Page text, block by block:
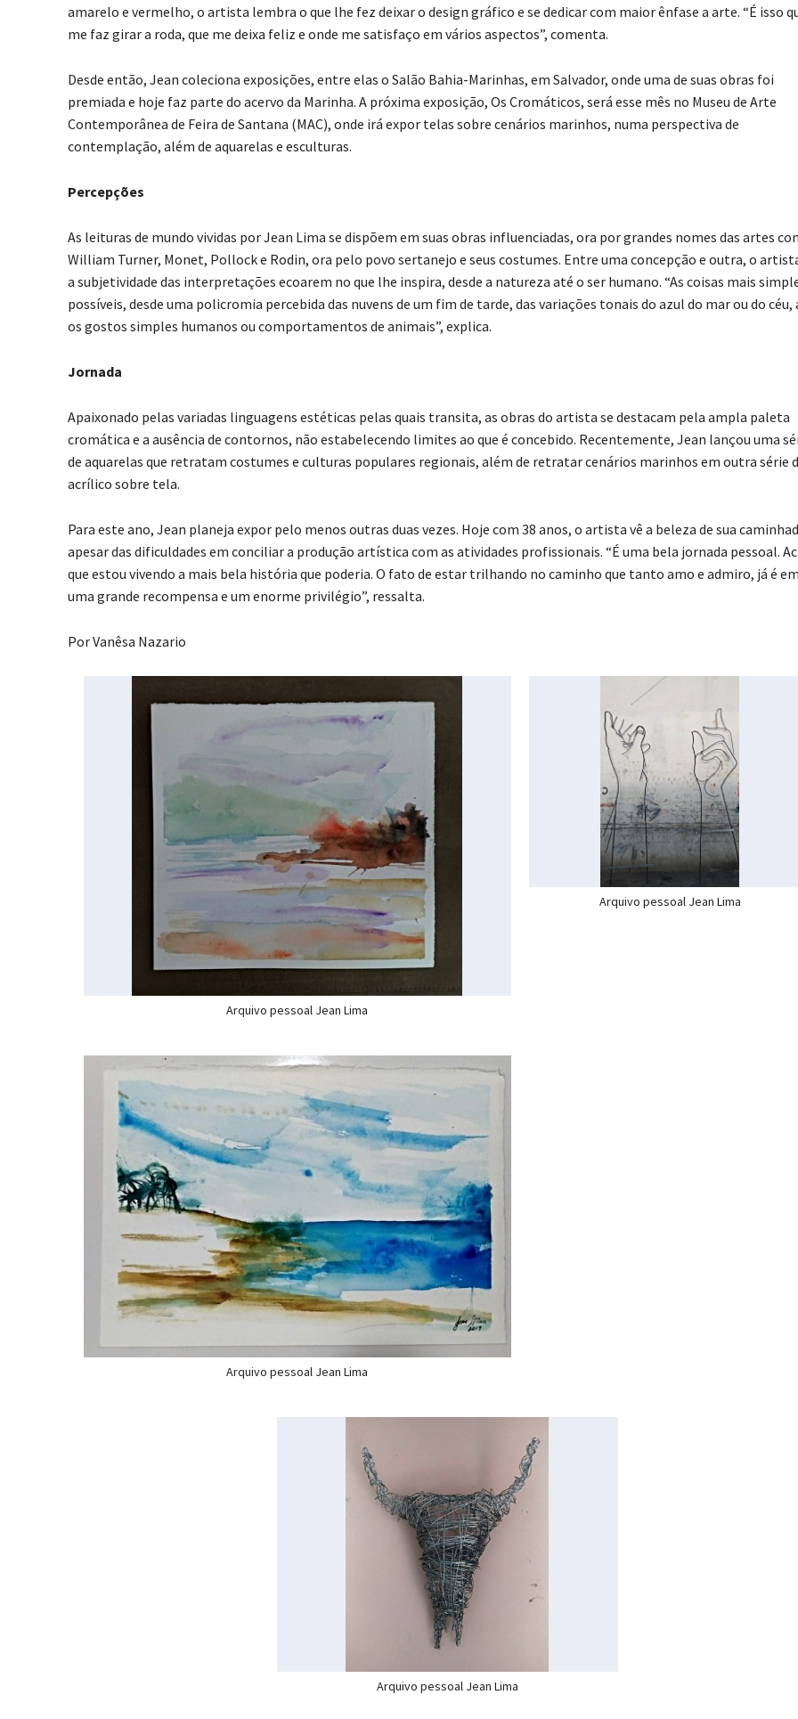
amarelo e vermelho, o artista lembra o que lhe fez deixar o design gráfico e se dedicar com maior ênfase a arte. “É isso
me faz girar a roda, que me deixa feliz e onde me satisfaço em vários aspectos”, comenta.
Desde então, Jean coleciona exposições, entre elas o Salão Bahia-Marinhas, em Salvador, onde uma de suas obras foi
premiada e hoje faz parte do acervo da Marinha. A próxima exposição, Os Cromáticos, será esse mês no Museu de Arte
Contemporânea de Feira de Santana (MAC), onde irá expor telas sobre cenários marinhos, numa perspectiva de
contemplação, além de aquarelas e esculturas.
Percepções
As leituras de mundo vividas por Jean Lima se dispõem em suas obras influenciadas, ora por grandes nomes das artes
William Turner, Monet, Pollock e Rodin, ora pelo povo sertanejo e seus costumes. Entre uma concepção e outra, o
a subjetividade das interpretações ecoarem no que lhe inspira, desde a natureza até o ser humano. “As coisas mais
possíveis, desde uma policromia percebida das nuvens de um fim de tarde, das variações tonais do azul do mar ou do céu,
os gostos simples humanos ou comportamentos de animais”, explica.
Jornada
Apaixonado pelas variadas linguagens estéticas pelas quais transita, as obras do artista se destacam pela ampla paleta
cromática e a ausência de contornos, não estabelecendo limites ao que é concebido. Recentemente, Jean lançou uma
de aquarelas que retratam costumes e culturas populares regionais, além de retratar cenários marinhos em outra série
acrílico sobre tela.
Para este ano, Jean planeja expor pelo menos outras duas vezes. Hoje com 38 anos, o artista vê a beleza de sua
apesar das dificuldades em conciliar a produção artística com as atividades profissionais. “É uma bela jornada pessoal.
que estou vivendo a mais bela história que poderia. O fato de estar trilhando no caminho que tanto amo e admiro, já é
uma grande recompensa e um enorme privilégio”, ressalta.
Por Vanêsa Nazario
Arquivo pessoal Jean Lima
Arquivo pessoal Jean Lima
Arquivo pessoal Jean Lima
Arquivo pessoal Jean Lima